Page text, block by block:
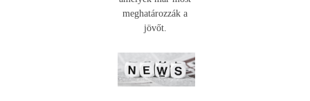
meghatározzák a
jövőt.